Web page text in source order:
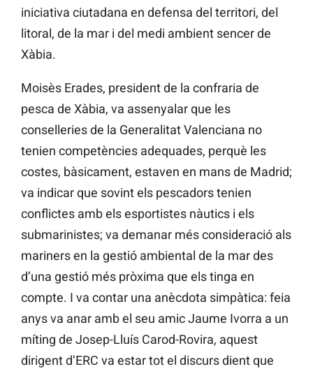
iniciativa ciutadana en defensa del territori, del
litoral, de la mar i del medi ambient sencer de
Xàbia.
Moisès Erades, president de la confraria de
pesca de Xàbia, va assenyalar que les
conselleries de la Generalitat Valenciana no
tenien competències adequades, perquè les
costes, bàsicament, estaven en mans de Madrid;
va indicar que sovint els pescadors tenien
conflictes amb els esportistes nàutics i els
submarinistes; va demanar més consideració als
mariners en la gestió ambiental de la mar des
d’una gestió més pròxima que els tinga en
compte. I va contar una anècdota simpàtica: feia
anys va anar amb el seu amic Jaume Ivorra a un
míting de Josep-Lluís Carod-Rovira, aquest
dirigent d’ERC va estar tot el discurs dient que